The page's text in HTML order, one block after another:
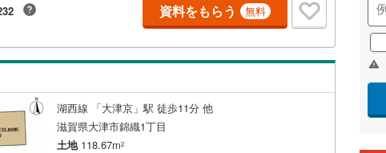
資料をもらう 無料
湖西線 「大津京」駅 徒歩11分 他
滋賀県大津市錦織1丁目
土地118.67m2